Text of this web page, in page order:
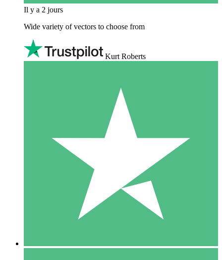
Il y a 2 jours
Wide variety of vectors to choose from
Kurt Roberts